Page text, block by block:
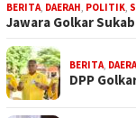
BERITA, DAERAH, POLITIK,
Jawara Golkar
BERITA,
DPP